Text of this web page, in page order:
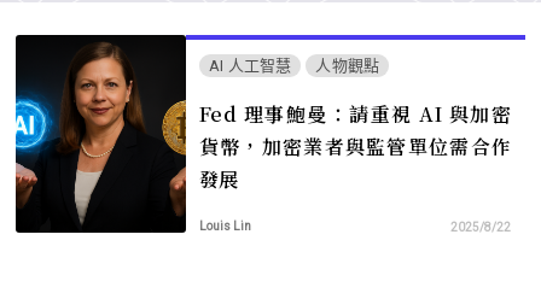
AI 人工智慧 人物觀點
Fed 理事鮑曼：請重視 AI 與加密
貨幣，加密業者與監管單位需合作
發展
Louis Lin 2025/8/22